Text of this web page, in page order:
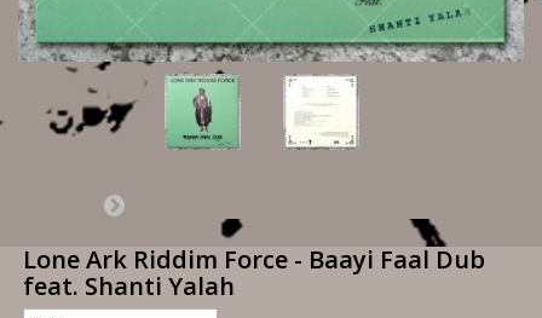
Lone Ark Riddim Force - Baayi Faal Dub
feat. Shanti Yalah